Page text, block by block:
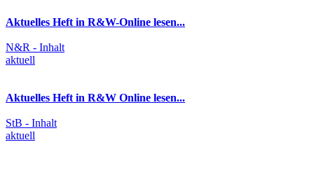
Aktuelles Heft in R&W-Online lesen...
N&R - Inhalt
aktuell
Aktuelles Heft in R&W Online lesen...
StB - Inhalt
aktuell